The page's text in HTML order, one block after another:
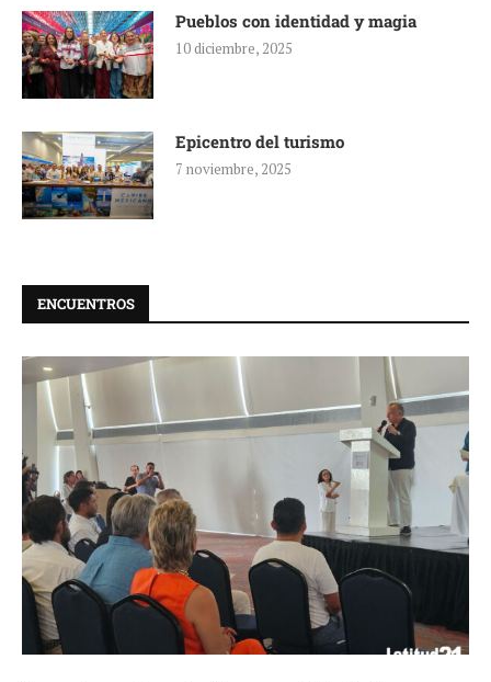
Pueblos con identidad y magia
10 diciembre, 2025
Epicentro del turismo
7 noviembre, 2025
ENCUENTROS